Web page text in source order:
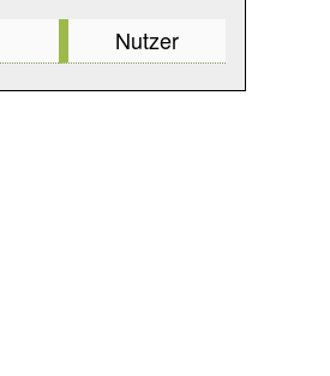
Nutzer